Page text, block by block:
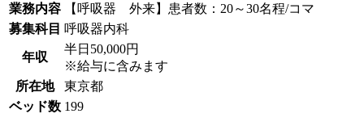
業務内容
【呼吸器 外来】患者数：20～30名程/コマ
募集科目 呼吸器内科
年収
半日50,000円
※給与に含みます
所在地
東京都
ベッド数 199